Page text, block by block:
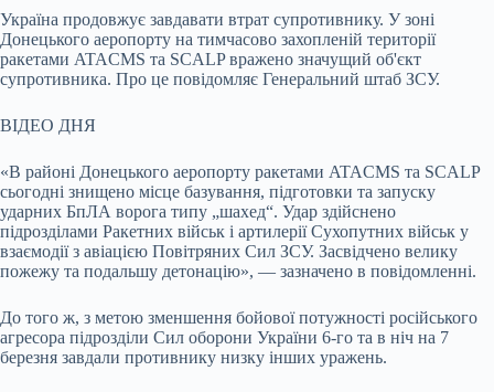
Україна продовжує завдавати втрат супротивнику. У зоні
Донецького аеропорту на тимчасово захопленій території
ракетами ATACMS та SCALP вражено значущий об'єкт
супротивника. Про це повідомляє Генеральний штаб ЗСУ.
ВІДЕО ДНЯ
«В районі Донецького аеропорту ракетами ATACMS та SCALP
сьогодні знищено місце базування, підготовки та запуску
ударних БпЛА ворога типу „шахед“. Удар здійснено
підрозділами Ракетних військ і артилерії Сухопутних військ у
взаємодії з авіацією Повітряних Сил ЗСУ. Засвідчено велику
пожежу та подальшу детонацію», — зазначено в повідомленні.
До того ж, з метою зменшення бойової потужності російського
агресора підрозділи Сил оборони України 6-го та в ніч на 7
березня завдали противнику низку інших уражень.